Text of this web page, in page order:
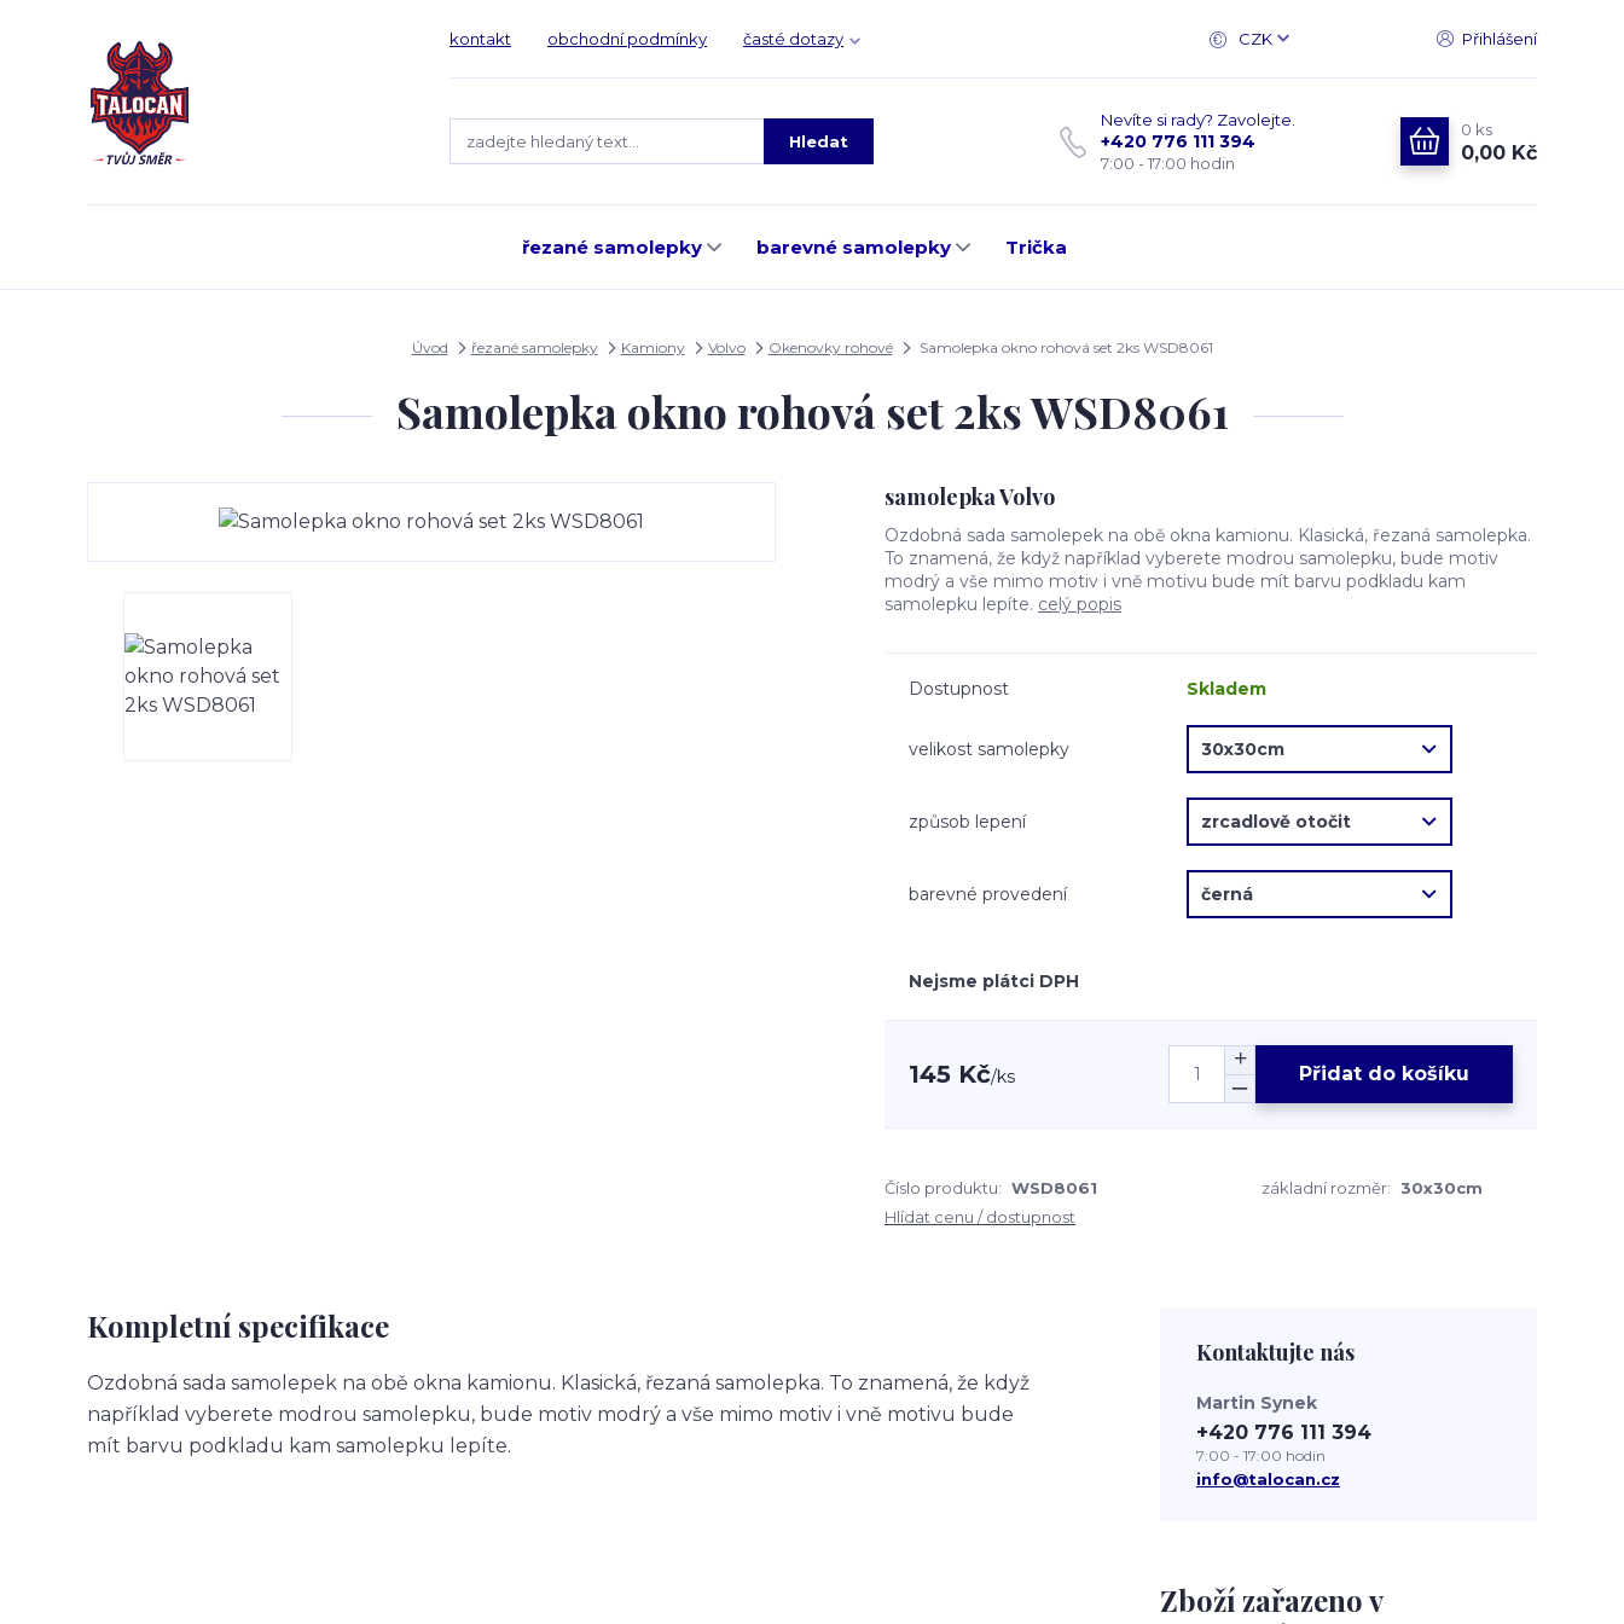
kontakt obchodní podmínky časté dotazy CZK Přihlášení
Hledat
Nevíte si rady? Zavolejte.
+420 776 111 394
7:00 - 17:00 hodin
0 ks
0,00 Kč
řezané samolepky barevné samolepky Trička
Úvod řezané samolepky Kamiony Volvo Okenovky rohové Samolepka okno rohová set 2ks WSD8061
Samolepka okno rohová set 2ks WSD8061
samolepka Volvo
Ozdobná sada samolepek na obě okna kamionu. Klasická, řezaná samolepka.
To znamená, že když například vyberete modrou samolepku, bude motiv
modrý a vše mimo motiv i vně motivu bude mít barvu podkladu kam
samolepku lepíte. celý popis
Dostupnost Skladem
velikost samolepky
způsob lepení
barevné provedení
Nejsme plátci DPH
145 Kč/ks Přidat do košíku
Číslo produktu: WSD8061 základní rozměr: 30x30cm
Hlídat cenu / dostupnost
Kompletní specifikace
Ozdobná sada samolepek na obě okna kamionu. Klasická, řezaná samolepka. To znamená, že když
například vyberete modrou samolepku, bude motiv modrý a vše mimo motiv i vně motivu bude
mít barvu podkladu kam samolepku lepíte.
Zboží zařazeno v
Kontaktujte nás
Martin Synek
+420 776 111 394
7:00 - 17:00 hodin
info@talocan.cz